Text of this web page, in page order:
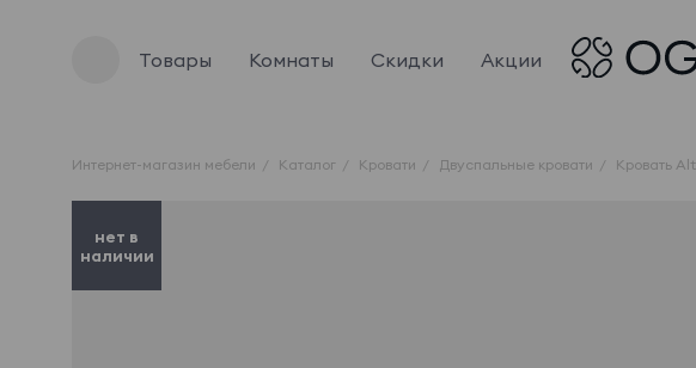
Товары Комнаты Скидки Акции
Интернет-магазин мебели Каталог Кровати Двуспальные кровати Кровать
нет в
наличии